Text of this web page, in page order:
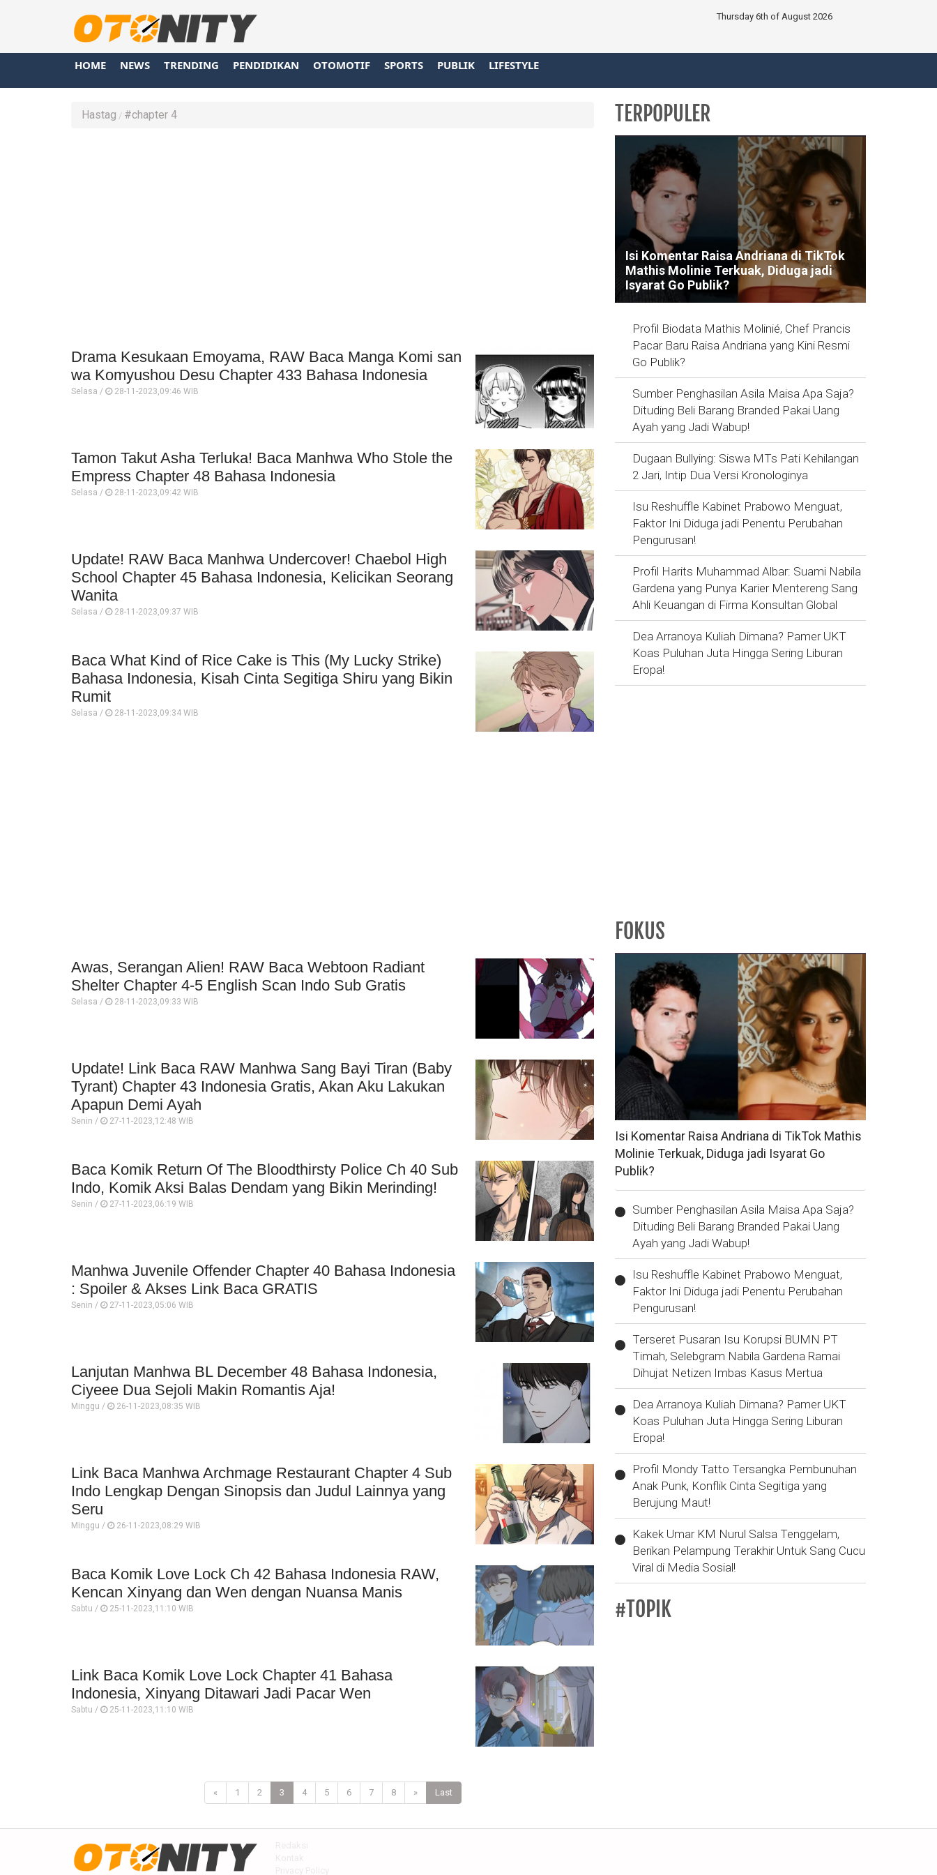
Thursday 6th of August 2026
HOME NEWS TRENDING PENDIDIKAN OTOMOTIF SPORTS PUBLIK LIFESTYLE
Hastag #chapter 4
Drama Kesukaan Emoyama, RAW Baca Manga Komi san
wa Komyushou Desu Chapter 433 Bahasa Indonesia
Selasa / 28-11-2023,09:46 WIB
Tamon Takut Asha Terluka! Baca Manhwa Who Stole the
Empress Chapter 48 Bahasa Indonesia
Selasa / 28-11-2023,09:42 WIB
Update! RAW Baca Manhwa Undercover! Chaebol High
School Chapter 45 Bahasa Indonesia, Kelicikan Seorang
Wanita
Selasa / 28-11-2023,09:37 WIB
Baca What Kind of Rice Cake is This (My Lucky Strike)
Bahasa Indonesia, Kisah Cinta Segitiga Shiru yang Bikin
Rumit
Selasa / 28-11-2023,09:34 WIB
Awas, Serangan Alien! RAW Baca Webtoon Radiant
Shelter Chapter 4-5 English Scan Indo Sub Gratis
Selasa / 28-11-2023,09:33 WIB
Update! Link Baca RAW Manhwa Sang Bayi Tiran (Baby
Tyrant) Chapter 43 Indonesia Gratis, Akan Aku Lakukan
Apapun Demi Ayah
Senin / 27-11-2023,12:48 WIB
Baca Komik Return Of The Bloodthirsty Police Ch 40 Sub
Indo, Komik Aksi Balas Dendam yang Bikin Merinding!
Senin / 27-11-2023,06:19 WIB
Manhwa Juvenile Offender Chapter 40 Bahasa Indonesia
: Spoiler & Akses Link Baca GRATIS
Senin / 27-11-2023,05:06 WIB
Lanjutan Manhwa BL December 48 Bahasa Indonesia,
Ciyeee Dua Sejoli Makin Romantis Aja!
Minggu / 26-11-2023,08:35 WIB
Link Baca Manhwa Archmage Restaurant Chapter 4 Sub
Indo Lengkap Dengan Sinopsis dan Judul Lainnya yang
Seru
Minggu / 26-11-2023,08:29 WIB
Baca Komik Love Lock Ch 42 Bahasa Indonesia RAW,
Kencan Xinyang dan Wen dengan Nuansa Manis
Sabtu / 25-11-2023,11:10 WIB
Link Baca Komik Love Lock Chapter 41 Bahasa
Indonesia, Xinyang Ditawari Jadi Pacar Wen
Sabtu / 25-11-2023,11:10 WIB
« 1 2 3 4 5 6 7 8 » Last
TERPOPULER
Isi Komentar Raisa Andriana di TikTok
Mathis Molinie Terkuak, Diduga jadi
Isyarat Go Publik?
Profil Biodata Mathis Molinié, Chef Prancis
Pacar Baru Raisa Andriana yang Kini Resmi
Go Publik?
Sumber Penghasilan Asila Maisa Apa Saja?
Dituding Beli Barang Branded Pakai Uang
Ayah yang Jadi Wabup!
Dugaan Bullying: Siswa MTs Pati Kehilangan
2 Jari, Intip Dua Versi Kronologinya
Isu Reshuffle Kabinet Prabowo Menguat,
Faktor Ini Diduga jadi Penentu Perubahan
Pengurusan!
Profil Harits Muhammad Albar: Suami Nabila
Gardena yang Punya Karier Mentereng Sang
Ahli Keuangan di Firma Konsultan Global
Dea Arranoya Kuliah Dimana? Pamer UKT
Koas Puluhan Juta Hingga Sering Liburan
Eropa!
FOKUS
Isi Komentar Raisa Andriana di TikTok Mathis
Molinie Terkuak, Diduga jadi Isyarat Go
Publik?
Sumber Penghasilan Asila Maisa Apa Saja?
Dituding Beli Barang Branded Pakai Uang
Ayah yang Jadi Wabup!
Isu Reshuffle Kabinet Prabowo Menguat,
Faktor Ini Diduga jadi Penentu Perubahan
Pengurusan!
Terseret Pusaran Isu Korupsi BUMN PT
Timah, Selebgram Nabila Gardena Ramai
Dihujat Netizen Imbas Kasus Mertua
Dea Arranoya Kuliah Dimana? Pamer UKT
Koas Puluhan Juta Hingga Sering Liburan
Eropa!
Profil Mondy Tatto Tersangka Pembunuhan
Anak Punk, Konflik Cinta Segitiga yang
Berujung Maut!
Kakek Umar KM Nurul Salsa Tenggelam,
Berikan Pelampung Terakhir Untuk Sang Cucu
Viral di Media Sosial!
#TOPIK